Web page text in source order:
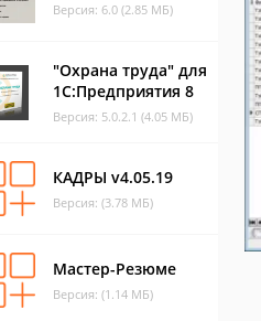
Версия: 6.0 (2.85 МБ)
"Охрана труда" для
1С:Предприятия 8
Версия: 5.0.2.1 (4.05 МБ)
КАДРЫ v4.05.19
Версия: (3.78 МБ)
Мастер-Резюме
Версия: (1.14 МБ)